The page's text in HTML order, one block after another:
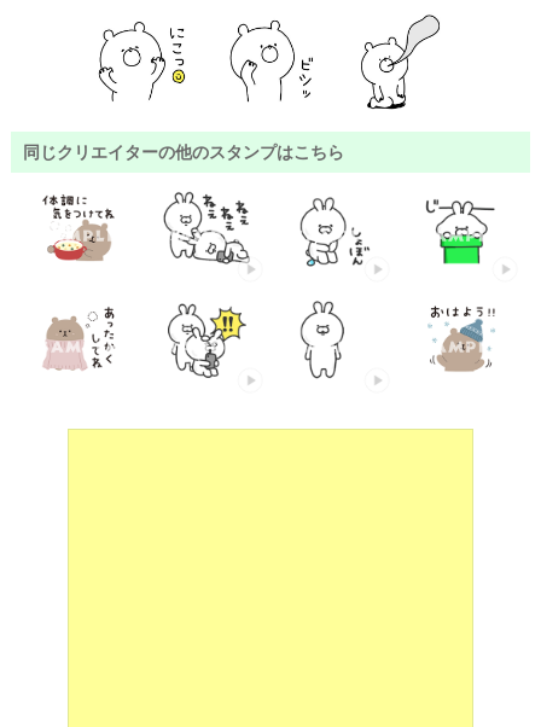
同じクリエイターの他のスタンプはこちら